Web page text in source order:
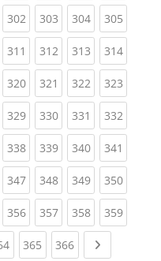
(current)
302(current)
303(current)
304(current)
305
311 (current)
312(current)
313(current)
314
320(current)
321 (current)
322(current)
323
329(current)
330(current)
331 (current)
332
338(current)
339(current)
340(current)
341
347(current)
348(current)
349(current)
350
356(current)
357(current)
358(current)
359
(current)
365 (current)
366(current)Next page